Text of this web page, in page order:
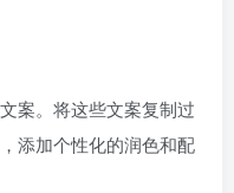
案。将这些文案复制过
添加个性化的润色和配